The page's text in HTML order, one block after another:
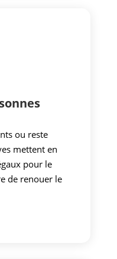
ou reste
mettent en
pour le
de renouer le